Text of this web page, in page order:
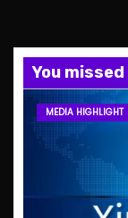
You missed
MEDIA HIGHLIGHT